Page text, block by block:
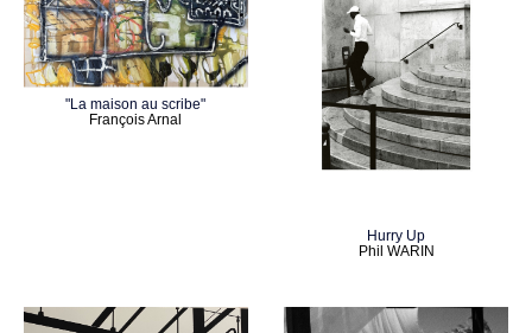
"La maison au scribe"
François Arnal
Hurry Up
Phil WARIN